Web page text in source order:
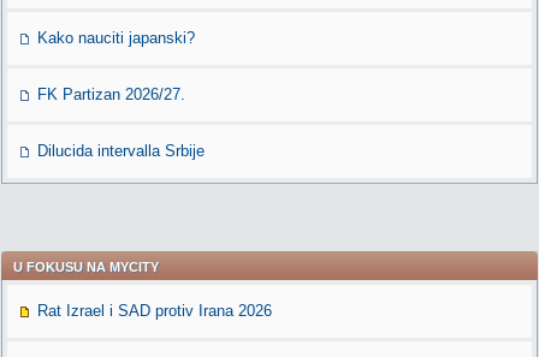
Kako nauciti japanski?
FK Partizan 2026/27.
Dilucida intervalla Srbije
U FOKUSU NA MYCITY
Rat Izrael i SAD protiv Irana 2026